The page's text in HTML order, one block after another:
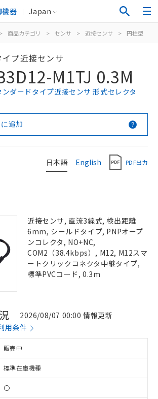
機器 Japan
> 商品カテゴリ > センサ > 近接センサ > 円柱型
プ近接センサ
M1TJ 0.3M
ダードタイプ近接センサ 形式セレクタ
追加
日本語 English PDF出力
近接センサ, 直流3線式, 検出距離
6mm, シールドタイプ, PNPオープ
ンコレクタ, NO+NC,
COM2（38.4kbps）, M12, M12スマ
ートクリックコネクタ中継タイプ,
標準PVCコード, 0.3m
2026/08/07 00:00 情報更新
用条件
販売中
標準在庫機種
〇